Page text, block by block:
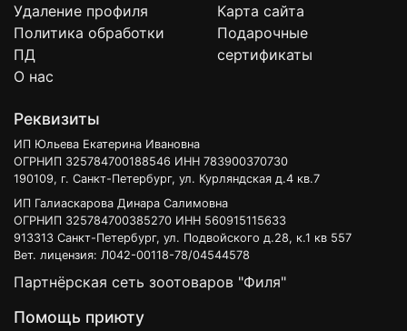
Удаление профиля
Политика обработки
ПД
О нас
Карта сайта
Подарочные
сертификаты
Реквизиты
ИП Юльева Екатерина Ивановна
ОГРНИП 325784700188546 ИНН 783900370730
190109, г. Санкт-Петербург, ул. Курляндская д.4 кв.7
ИП Галиаскарова Динара Салимовна
ОГРНИП 325784700385270 ИНН 560915115633
913313 Санкт-Петербург, ул. Подвойского д.28, к.1 кв 557
Вет. лицензия: Л042-00118-78/04544578
Партнёрская сеть зоотоваров "Филя"
Помощь приюту